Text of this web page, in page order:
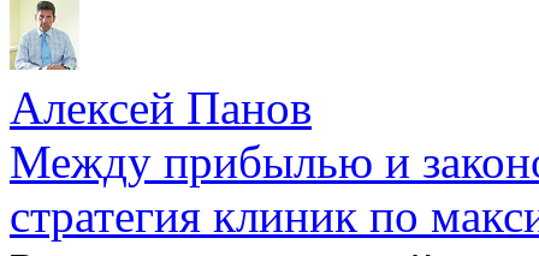
Алексей Панов
Между прибылью и
стратегия клиник по